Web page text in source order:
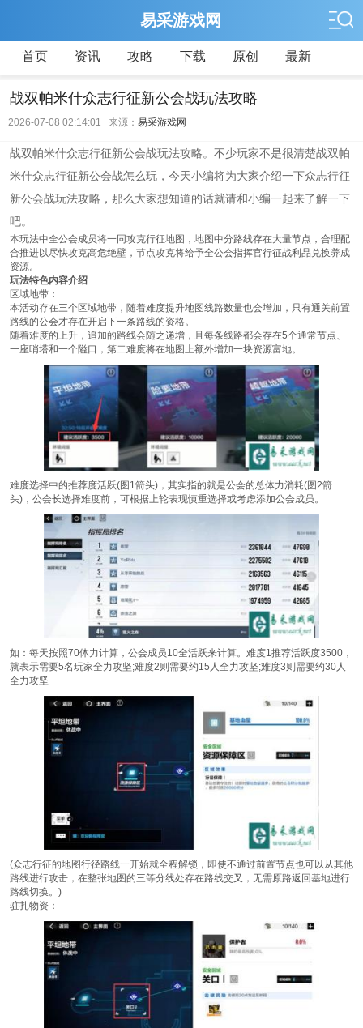
易采游戏网
首页 资讯 攻略 下载 原创 最新
战双帕米什众志行征新公会战玩法攻略
2026-07-08 02:14:01 来源： 易采游戏网
战双帕米什众志行征新公会战玩法攻略。不少玩家不是很清楚战双帕
米什众志行征新公会战怎么玩，今天小编将为大家介绍一下众志行征
新公会战玩法攻略，那么大家想知道的话就请和小编一起来了解一下
吧。
本玩法中全公会成员将一同攻克行征地图，地图中分路线存在大量节点，合理配
合推进以尽快攻克高危绝壁，节点攻克将给予全公会指挥官行征战利品兑换养成
资源。
玩法特色内容介绍
区域地带：
本活动存在三个区域地带，随着难度提升地图线路数量也会增加，只有通关前置
路线的公会才存在开启下一条路线的资格。
随着难度的上升，追加的路线会随之递增，且每条线路都会存在5个通常节点、
一座哨塔和一个隘口，第二难度将在地图上额外增加一块资源富地。
难度选择中的推荐度活跃(图1箭头)，其实指的就是公会的总体力消耗(图2箭
头)，公会长选择难度前，可根据上轮表现慎重选择或考虑添加公会成员。
如：每天按照70体力计算，公会成员10全活跃来计算。难度1推荐活跃度3500，
就表示需要5名玩家全力攻坚;难度2则需要约15人全力攻坚;难度3则需要约30人
全力攻坚
(众志行征的地图行径路线一开始就全程解锁，即使不通过前置节点也可以从其他
路线进行攻击，在整张地图的三等分线处存在路线交叉，无需原路返回基地进行
路线切换。)
驻扎物资：